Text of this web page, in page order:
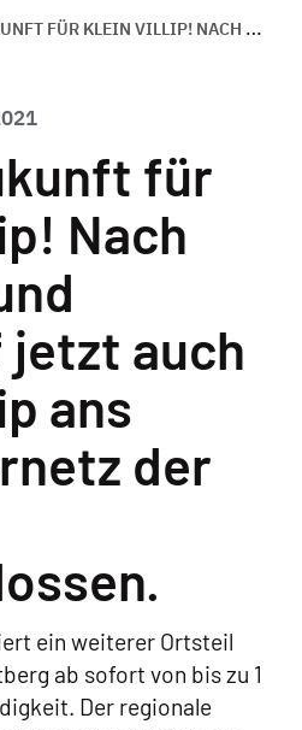
UND FRITZDORF JETZT AUCH KLEIN VILLIP ANS GLASFASERNETZ DER BN:T ANGESCHLOSSEN.
für
Nach
auch
ans
der
ein weiterer Ortsteil
ab sofort von bis zu 1
Der regionale